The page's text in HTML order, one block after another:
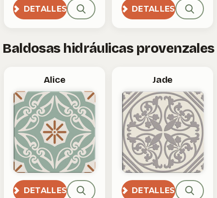
Baldosas hidráulicas provenzales
Alice
DETALLES
Jade
DETALLES
DETALLES DETALLES